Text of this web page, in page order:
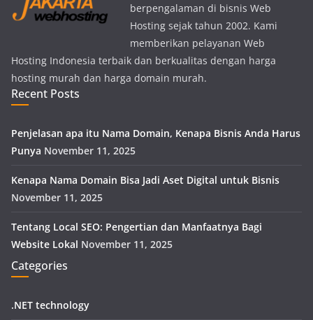
berpengalaman di bisnis Web
Hosting sejak tahun 2002. Kami
memberikan pelayanan Web
Hosting Indonesia terbaik dan berkualitas dengan harga
hosting murah dan harga domain murah.
Recent Posts
Penjelasan apa itu Nama Domain, Kenapa Bisnis Anda Harus
Punya November 11, 2025
Kenapa Nama Domain Bisa Jadi Aset Digital untuk Bisnis
November 11, 2025
Tentang Local SEO: Pengertian dan Manfaatnya Bagi
Website Lokal November 11, 2025
Categories
.NET technology